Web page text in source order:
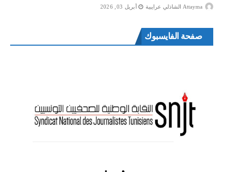
Attayma الشاذلي عرايبية أبريل 03, 2026
صفحة الفايسبوك